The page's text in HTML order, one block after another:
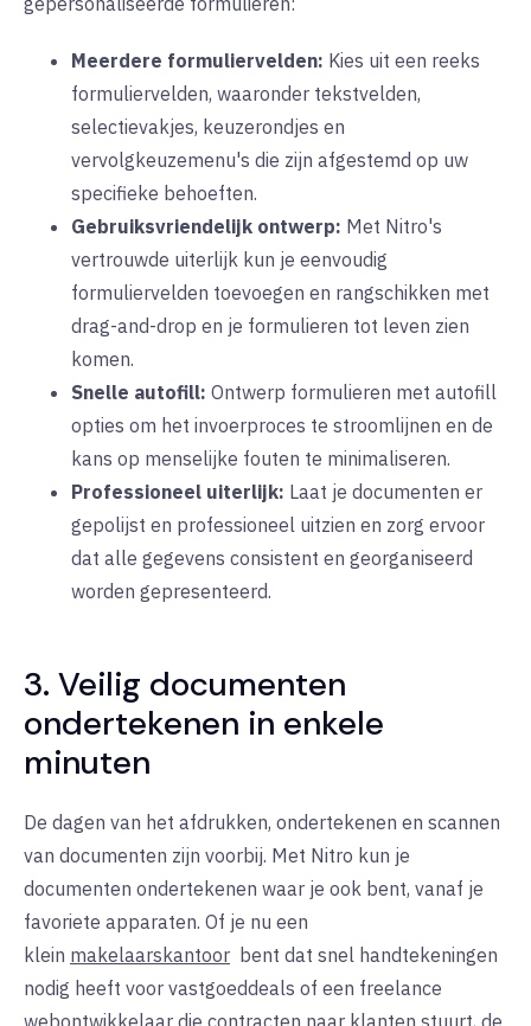
Meerdere formuliervelden: Kies uit een reeks
formuliervelden, waaronder tekstvelden,
selectievakjes, keuzerondjes en
vervolgkeuzemenu's die zijn afgestemd op uw
specifieke behoeften.
Gebruiksvriendelijk ontwerp: Met Nitro's
vertrouwde uiterlijk kun je eenvoudig
formuliervelden toevoegen en rangschikken met
drag-and-drop en je formulieren tot leven zien
komen.
Snelle autofill: Ontwerp formulieren met autofill
opties om het invoerproces te stroomlijnen en de
kans op menselijke fouten te minimaliseren.
Professioneel uiterlijk: Laat je documenten er
gepolijst en professioneel uitzien en zorg ervoor
dat alle gegevens consistent en georganiseerd
worden gepresenteerd.
3. Veilig documenten
ondertekenen in enkele
minuten
De dagen van het afdrukken, ondertekenen en scannen
van documenten zijn voorbij. Met Nitro kun je
documenten ondertekenen waar je ook bent, vanaf je
favoriete apparaten. Of je nu een
klein makelaarskantoor bent dat snel handtekeningen
nodig heeft voor vastgoeddeals of een freelance